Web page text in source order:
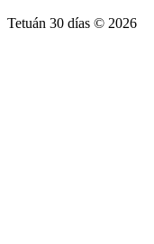
Tetuán 30 días © 2026